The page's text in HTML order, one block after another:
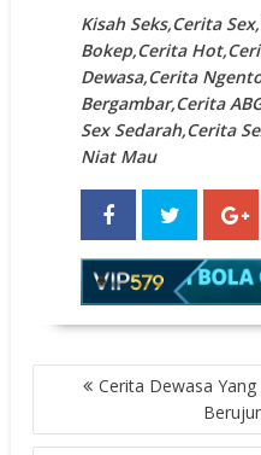
Kisah Seks,Cerita
Bokep,Cerita
Dewasa,Cerita
Bergambar,Cerita
Sex Sedarah,Cerita
Niat Mau
POST
NAVIGATIONCerita Dewasa